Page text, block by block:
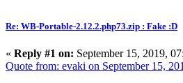
Re: WB-Portable-2.12.2.php73.zip : Fake :D
« Reply #1 on: September 15, 2019,
Quote from: evaki on September 15,